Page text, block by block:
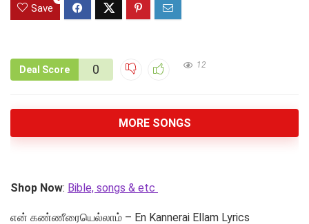
Save
Deal Score 0 12
MORE SONGS
Shop Now: Bible, songs & etc
என் கண்ணீரையெல்லாம் – En Kannerai Ellam Lyrics